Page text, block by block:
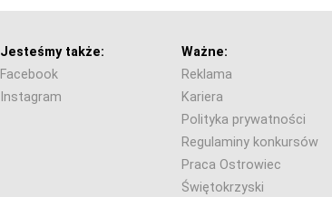
Jesteśmy także:
Facebook
Instagram
Ważne:
Reklama
Kariera
Polityka prywatności
Regulaminy konkursów
Praca Ostrowiec
Świętokrzyski